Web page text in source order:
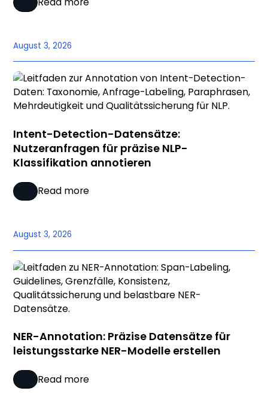
August 3, 2026
Intent-Detection-Datensätze:
Nutzeranfragen für präzise NLP-
Klassifikation annotieren
Read more
August 3, 2026
NER-Annotation: Präzise Datensätze für
leistungsstarke NER-Modelle erstellen
Read more